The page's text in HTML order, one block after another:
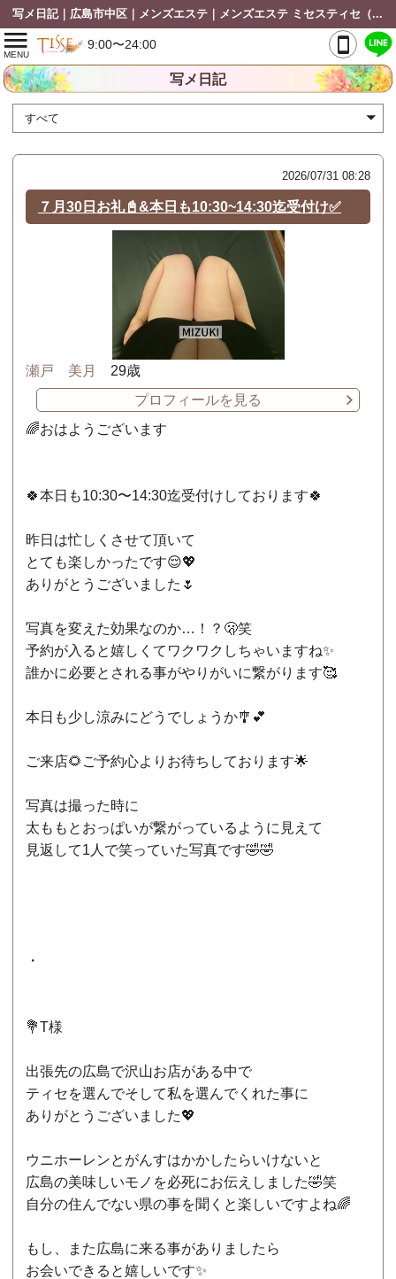
写メ日記｜広島市中区｜メンズエステ｜メンズエステ ミセスティセ（tisse）
MENU
9:00〜24:00
写メ日記
2026/07/31 08:28
７月30日お礼📓&本日も10:30~14:30迄受付け✅
瀬戸 美月 29歳
プロフィールを見る
🌈おはようございます
🍀本日も10:30〜14:30迄受付けしております🍀
昨日は忙しくさせて頂いて
とても楽しかったです😌💖
ありがとうございました🌷
写真を変えた効果なのか…！？🫢笑
予約が入ると嬉しくてワクワクしちゃいますね✨
誰かに必要とされる事がやりがいに繋がります🥰
本日も少し涼みにどうでしょうか🎐💕
ご来店🌻ご予約心よりお待ちしております🌟
写真は撮った時に
太ももとおっぱいが繋がっているように見えて
見返して1人で笑っていた写真です🤣🤣
・
💐T様
出張先の広島で沢山お店がある中で
ティセを選んでそして私を選んでくれた事に
ありがとうございました💖
ウニホーレンとがんすはかかしたらいけないと
広島の美味しいモノを必死にお伝えしました🤣笑
自分の住んでない県の事を聞くと楽しいですよね🌈
もし、また広島に来る事がありましたら
お会いできると嬉しいです✨